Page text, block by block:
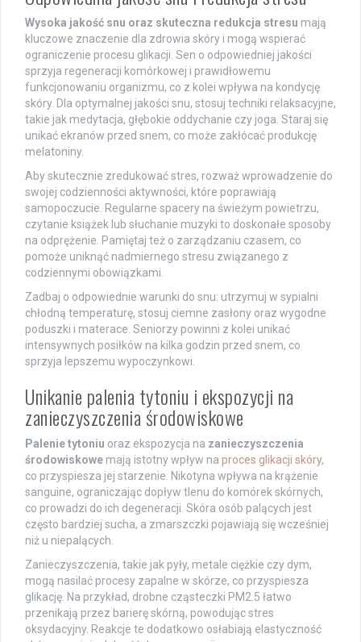
Wysoka jakość snu oraz skuteczna redukcja stresu mają
kluczowe znaczenie dla zdrowia skóry i mogą wspierać
ograniczenie procesu glikacji. Sen o odpowiedniej jakości
sprzyja regeneracji komórkowej i prawidłowemu
funkcjonowaniu organizmu, co z kolei wpływa na kondycję
skóry. Dla optymalnej jakości snu, stosuj techniki relaksacyjne,
takie jak medytacja, głębokie oddychanie czy joga. Staraj się
unikać ekranów przed snem, co może zakłócać produkcję
melatoniny.
Aby skutecznie zredukować stres, rozważ wprowadzenie do
swojej codzienności aktywności, które poprawiają
samopoczucie. Regularne spacery na świeżym powietrzu,
czytanie książek lub słuchanie muzyki to doskonałe sposoby
na odprężenie. Pamiętaj też o zarządzaniu czasem, co
pomoże uniknąć nadmiernego stresu związanego z
codziennymi obowiązkami.
Zadbaj o odpowiednie warunki do snu: utrzymuj w sypialni
chłodną temperaturę, stosuj ciemne zasłony oraz wygodne
poduszki i materace. Seniorzy powinni z kolei unikać
intensywnych posiłków na kilka godzin przed snem, co
sprzyja lepszemu wypoczynkowi.
Unikanie palenia tytoniu i ekspozycji na
zanieczyszczenia środowiskowe
Palenie tytoniu oraz ekspozycja na zanieczyszczenia
środowiskowe mają istotny wpływ na proces glikacji skóry,
co przyspiesza jej starzenie. Nikotyna wpływa na krążenie
sanguine, ograniczając dopływ tlenu do komórek skórnych,
co prowadzi do ich degeneracji. Skóra osób palących jest
często bardziej sucha, a zmarszczki pojawiają się wcześniej
niż u niepalących.
Zanieczyszczenia, takie jak pyły, metale ciężkie czy dym,
mogą nasilać procesy zapalne w skórze, co przyspiesza
glikację. Na przykład, drobne cząsteczki PM2.5 łatwo
przenikają przez barierę skórną, powodując stres
oksydacyjny. Reakcje te dodatkowo osłabiają elastyczność